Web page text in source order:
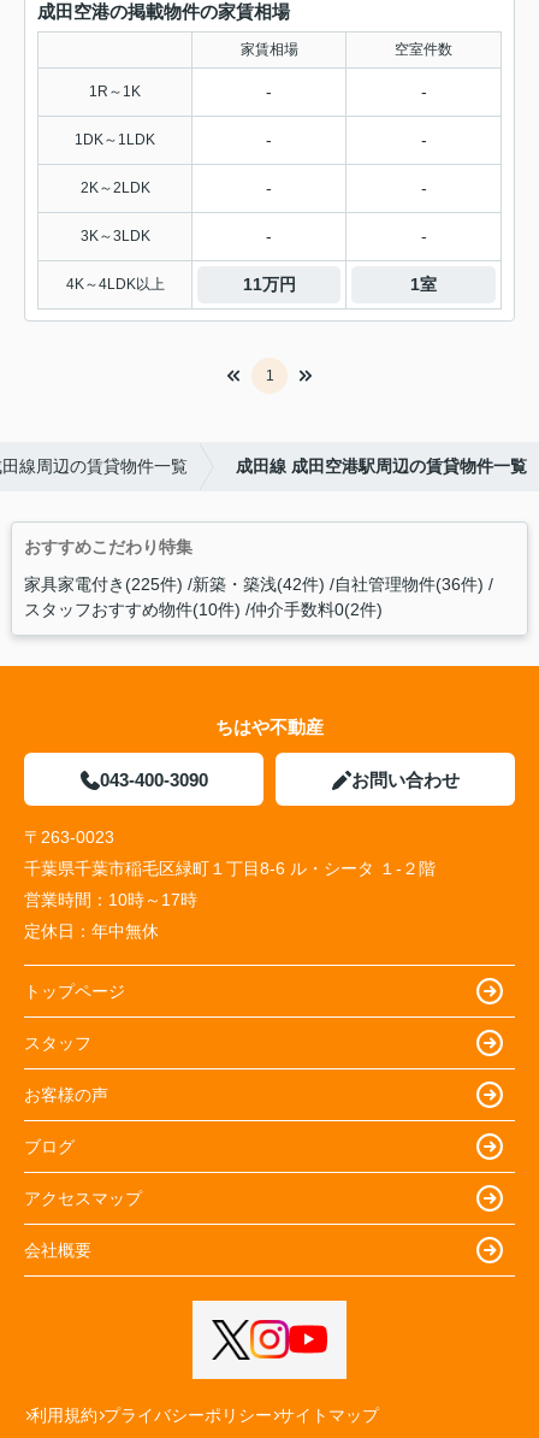
成田空港の掲載物件の家賃相場
家賃相場 空室件数
1R～1K - -
1DK～1LDK - -
2K～2LDK - -
3K～3LDK - -
4K～4LDK以上 11万円 1室
1
線周辺の賃貸物件一覧 成田線 成田空港駅周辺の賃貸物件一覧
おすすめこだわり特集
家具家電付き(225件) 新築・築浅(42件) 自社管理物件(36件)
スタッフおすすめ物件(10件) 仲介手数料0(2件)
ちはや不動産
043-400-3090 お問い合わせ
〒263-0023
千葉県千葉市稲毛区緑町１丁目8-6 ル・シータ １-２階
営業時間： 10時～17時
定休日： 年中無休
トップページ
スタッフ
お客様の声
ブログ
アクセスマップ
会社概要
利用規約 プライバシーポリシー サイトマップ